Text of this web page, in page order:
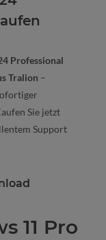
Professional
Tralion –
Sie jetzt
Support
11 Pro